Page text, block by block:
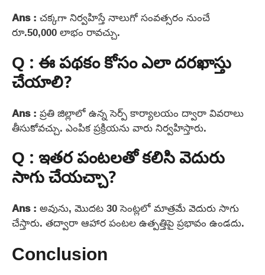
Ans :చక్కగా నిర్వహిస్తే నాలుగో సంవత్సరం నుంచే
రూ.50,000 లాభం రావచ్చు.
Q : ఈ పథకం కోసం ఎలా దరఖాస్తు
చేయాలి?
Ans :ప్రతి జిల్లాలో ఉన్న సెర్ప్ కార్యాలయం ద్వారా వివరాలు
తీసుకోవచ్చు. ఎంపిక ప్రక్రియను వారు నిర్వహిస్తారు.
Q : ఇతర పంటలతో కలిసి వెదురు
సాగు చేయచ్చా?
Ans :అవును, మొదట 30 సెంట్లలో మాత్రమే వెదురు సాగు
చేస్తారు. తద్వారా ఆహార పంటల ఉత్పత్తిపై ప్రభావం ఉండదు.
Conclusion